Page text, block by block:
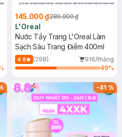
145.000 ₫289.000 ₫
L'Oreal
Nước Tẩy Trang L'Oreal Làm
Sạch Sâu Trang Điểm 400ml
4.8 (298)
916/tháng
49%
-41%